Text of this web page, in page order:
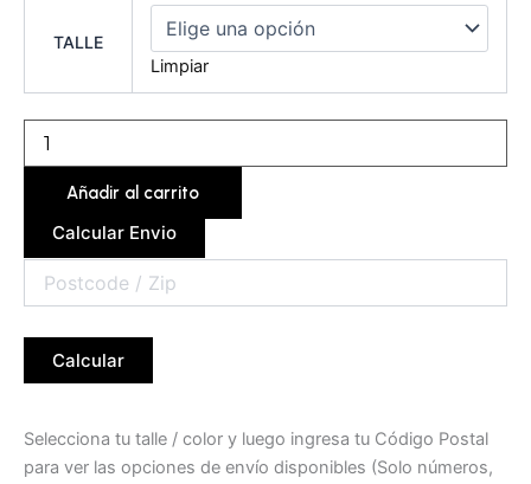
TALLE
Limpiar
Añadir al carrito
Calcular Envio
Calcular
Selecciona tu talle / color y luego ingresa tu Código Postal
para ver las opciones de envío disponibles (Solo números,